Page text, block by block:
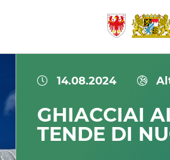
14.08.2024
GHIACCIAI
TENDE DI